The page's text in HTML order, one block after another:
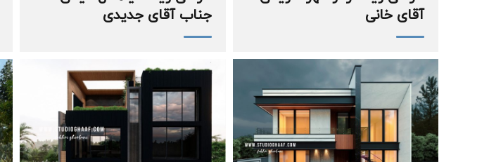
جناب آقای جدیدی
آقای خانی